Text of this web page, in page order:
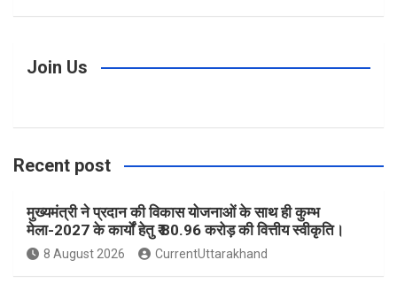
c
b
o
o
a
g
r
e
r
e
t
e
r
u
b
e
Join Us
Recent post
मुख्यमंत्री ने प्रदान की विकास योजनाओं के साथ ही कुम्भ
मेला-2027 के कार्यों हेतु ₹ 80.96 करोड़ की वित्तीय स्वीकृति।
8 August 2026 CurrentUttarakhand